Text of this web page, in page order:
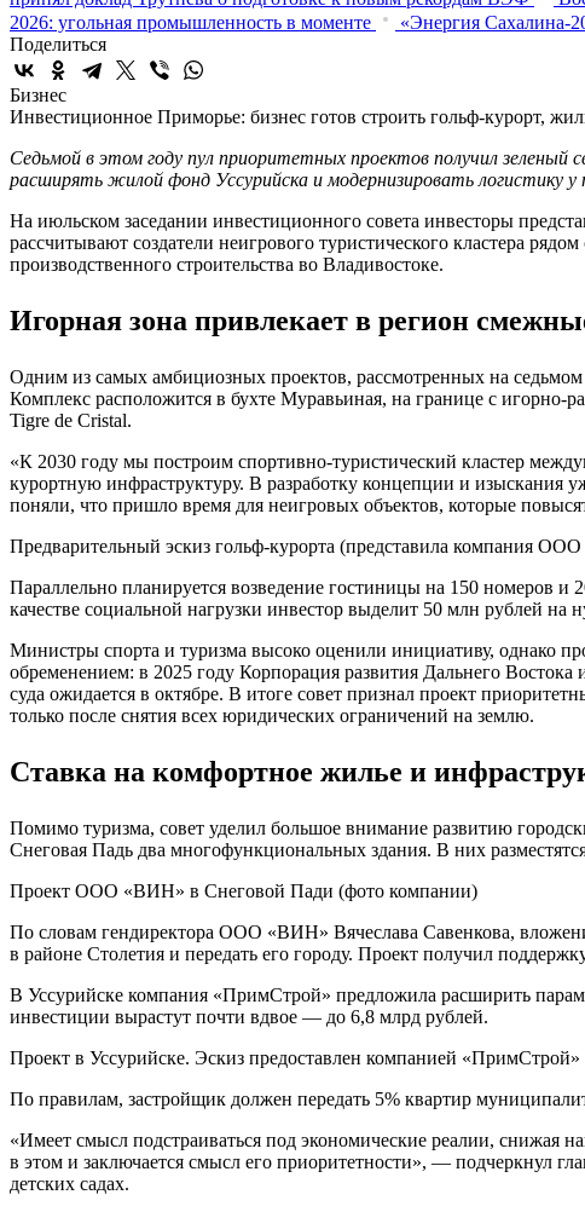
2026: угольная промышленность в моменте
«Энергия Сахалина-
Поделиться
Бизнес
Инвестиционное Приморье: бизнес готов строить гольф-курорт,
Седьмой в этом году пул приоритетных проектов получил зеленый
расширять жилой фонд Уссурийска и модернизировать логистику
На июльском заседании инвестиционного совета инвесторы
рассчитывают создатели неигрового туристического кластера
производственного строительства во Владивостоке.
Игорная зона привлекает в регион
Одним из самых амбициозных проектов, рассмотренных на седьмом
Комплекс расположится в бухте Муравьиная, на границе с
Tigre de Cristal.
«К 2030 году мы построим спортивно‑туристический кластер
курортную инфраструктуру. В разработку концепции и изыскания
поняли, что пришло время для неигровых объектов, которые
Предварительный эскиз гольф-курорта (представила компания
Параллельно планируется возведение гостиницы на 150 номеров
качестве социальной нагрузки инвестор выделит 50 млн рублей на
Министры спорта и туризма высоко оценили инициативу, однако
обременением: в 2025 году Корпорация развития Дальнего
суда ожидается в октябре. В итоге совет признал проект
только после снятия всех юридических ограничений на землю.
Ставка на комфортное жилье и
Помимо туризма, совет уделил большое внимание развитию
Снеговая Падь два многофункциональных здания. В них
Проект ООО «ВИН» в Снеговой Пади (фото компании)
По словам гендиректора ООО «ВИН» Вячеслава Савенкова,
в районе Столетия и передать его городу. Проект получил
В Уссурийске компания «ПримСтрой» предложила расширить
инвестиции вырастут почти вдвое — до 6,8 млрд рублей.
Проект в Уссурийске. Эскиз предоставлен компанией «ПримСтрой»
По правилам, застройщик должен передать 5% квартир
«Имеет смысл подстраиваться под экономические реалии, снижая
в этом и заключается смысл его приоритетности», — подчеркнул
детских садах.